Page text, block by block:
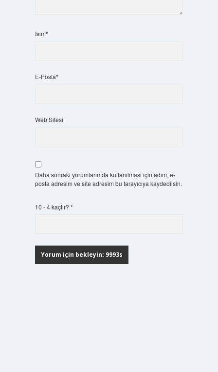
İsim*
E-Posta*
Web Sitesi
Daha sonraki yorumlarımda kullanılması için adım, e-
posta adresim ve site adresim bu tarayıcıya kaydedilsin.
10 - 4 kaçtır? *